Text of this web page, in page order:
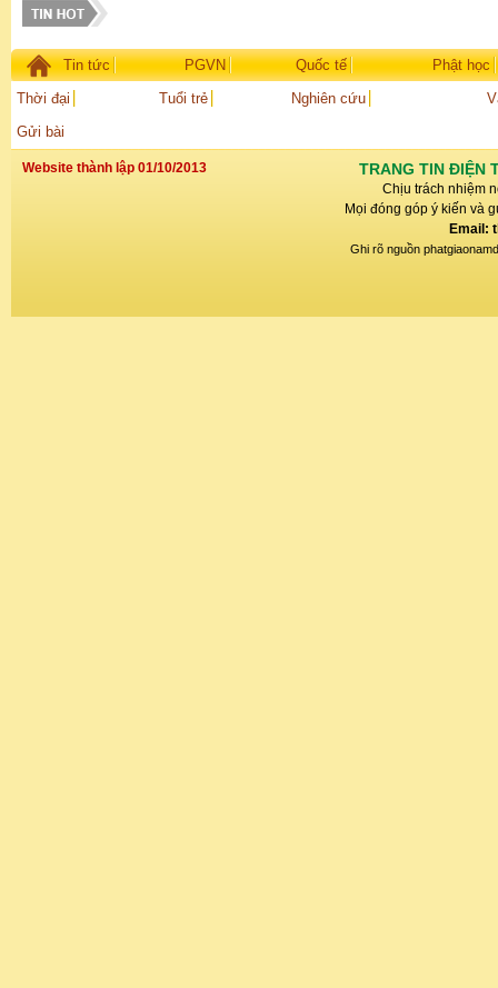
Tin tức PGVN Quốc tế
Phật học
Thời đại
Tuổi trẻ Nghiên cứu
Gửi bài
Website thành lập 01/10/2013 TRANG TIN ĐIỆN
Chịu trách nhiệm
Mọi đóng góp ý kiến và
Email:
Ghi rõ nguồn